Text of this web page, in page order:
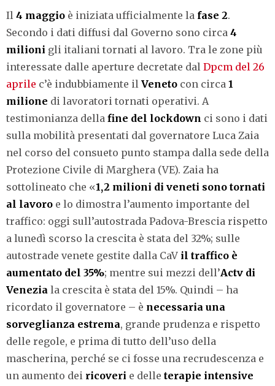
Il 4 maggio è iniziata ufficialmente la fase 2.
Secondo i dati diffusi dal Governo sono circa 4
milioni gli italiani tornati al lavoro. Tra le zone più
interessate dalle aperture decretate dal Dpcm del 26
aprile c’è indubbiamente il Veneto con circa 1
milione di lavoratori tornati operativi. A
testimonianza della fine del lockdown ci sono i dati
sulla mobilità presentati dal governatore Luca Zaia
nel corso del consueto punto stampa dalla sede della
Protezione Civile di Marghera (VE). Zaia ha
sottolineato che «1,2 milioni di veneti sono tornati
al lavoro e lo dimostra l’aumento importante del
traffico: oggi sull’autostrada Padova-Brescia rispetto
a lunedì scorso la crescita è stata del 32%; sulle
autostrade venete gestite dalla CaV il traffico è
aumentato del 35%; mentre sui mezzi dell’Actv di
Venezia la crescita è stata del 15%. Quindi – ha
ricordato il governatore – è necessaria una
sorveglianza estrema, grande prudenza e rispetto
delle regole, e prima di tutto dell’uso della
mascherina, perché se ci fosse una recrudescenza e
un aumento dei ricoveri e delle terapie intensive